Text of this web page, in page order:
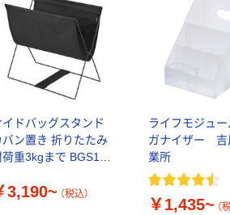
イドバッグスタンド
バン置き 折りたたみ
荷重3kgまで BGS100
3,190~ （税込）
ライフモジュ
ガナイザー 吉
業所
￥1,435~ （